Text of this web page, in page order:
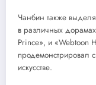
Чанбин также
в различных
Prince», и «Webtoon
продемонстрировал
искусстве.